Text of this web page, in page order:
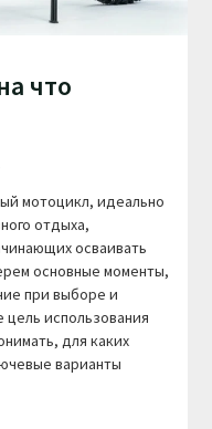
что
мотоцикл, идеально
отдыха,
осваивать
основные моменты,
при выборе и
использования
для каких
варианты